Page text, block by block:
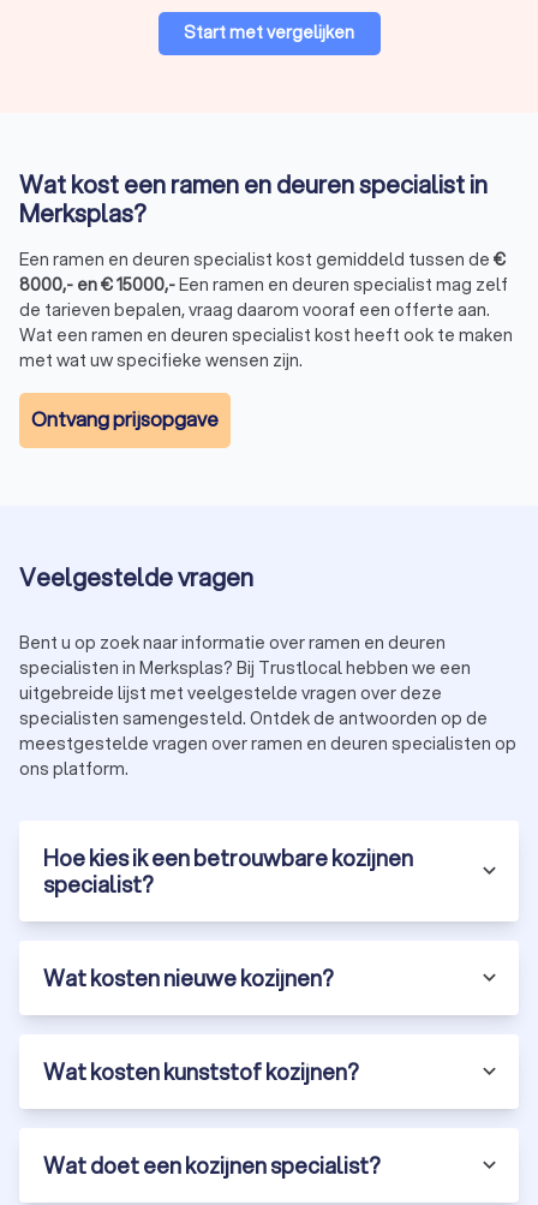
Start met vergelijken
Wat kost een ramen en deuren specialist in
Merksplas?
Een ramen en deuren specialist kost gemiddeld tussen de €
8000,- en€15000,-Een ramen en deuren specialist mag zelf
de tarieven bepalen, vraag daarom vooraf een offerte aan.
Wat een ramen en deuren specialist kost heeft ook te maken
met wat uw specifieke wensen zijn.
Ontvang prijsopgave
Veelgestelde vragen
Bent u op zoek naar informatie over ramen en deuren
specialisten in Merksplas? Bij Trustlocal hebben we een
uitgebreide lijst met veelgestelde vragen over deze
specialisten samengesteld. Ontdek de antwoorden op de
meestgestelde vragen over ramen en deuren specialisten op
ons platform.
Hoe kies ik een betrouwbare kozijnen
specialist?
Wat kosten nieuwe kozijnen?
Wat kosten kunststof kozijnen?
Wat doet een kozijnen specialist?